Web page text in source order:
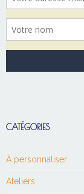
CATÉGORIES
À personnaliser
Ateliers